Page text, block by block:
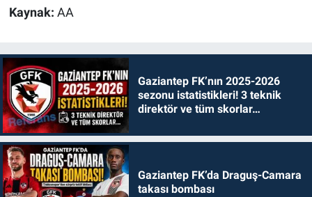
Kaynak: AA
Gaziantep FK’nın 2025-2026
sezonu istatistikleri! 3 teknik
direktör ve tüm skorlar…
Gaziantep FK’da Draguş-Camara
takası bombası